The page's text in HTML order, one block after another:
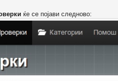
ќе се појави следново: